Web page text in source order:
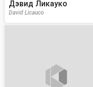
Дэвид Ликауко
David Licauco